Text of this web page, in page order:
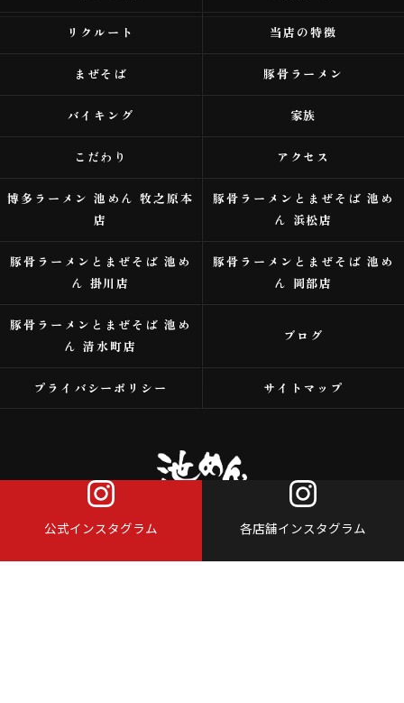
公式インスタグラム 各店舗インスタグラム
リクルート 当店の特徴
まぜそば 豚骨ラーメン
バイキング 家族
こだわり アクセス
博多ラーメン 池めん 牧之原本
店
豚骨ラーメンとまぜそば 池め
ん 浜松店
豚骨ラーメンとまぜそば 池め
ん 掛川店
豚骨ラーメンとまぜそば 池め
ん 岡部店
豚骨ラーメンとまぜそば 池め
ん 清水町店
ブログ
プライバシーポリシー サイトマップ